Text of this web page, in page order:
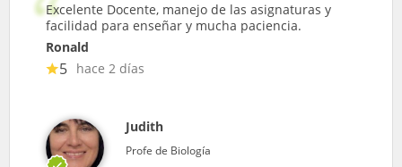
Excelente Docente, manejo de las asignaturas y
facilidad para enseñar y mucha paciencia.
Ronald
5 hace 2 días
Judith
Profe de Biología